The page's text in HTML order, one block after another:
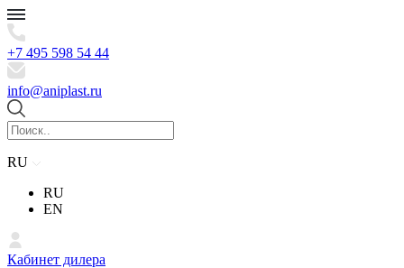
+7 495 598 54 44
info@aniplast.ru
RU
RU
EN
Кабинет дилера